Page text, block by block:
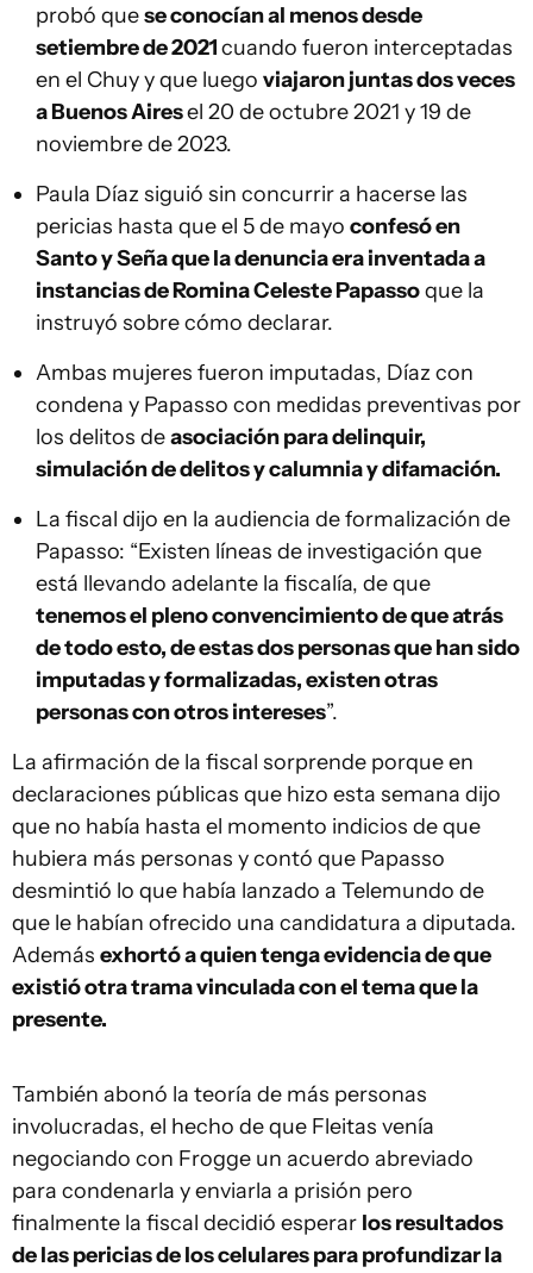
probó quese conocían al menos desde
setiembre de 2021cuando fueron interceptadas
en el Chuy y que luego viajaron juntas dos veces
a Buenos Airesel 20 de octubre 2021 y 19 de
noviembre de 2023.
Paula Díaz siguió sin concurrir a hacerse las
pericias hasta que el 5 de mayo confesó en
Santo y Seña que la denuncia era inventada a
instancias de Romina Celeste Papassoque la
instruyó sobre cómo declarar.
Ambas mujeres fueron imputadas, Díaz con
condena y Papasso con medidas preventivas por
los delitos deasociación para delinquir,
simulación de delitos y calumnia y difamación.
La fiscal dijo en la audiencia de formalización de
Papasso: “Existen líneas de investigación que
está llevando adelante la fiscalía, de que
tenemos el pleno convencimiento de que atrás
de todo esto, de estas dos personas que han sido
imputadas y formalizadas, existen otras
personas con otros intereses”.
La afirmación de la fiscal sorprende porque en
declaraciones públicas que hizo esta semana dijo
que no había hasta el momento indicios de que
hubiera más personas y contó que Papasso
desmintió lo que había lanzado a Telemundo de
que le habían ofrecido una candidatura a diputada.
Además exhortó a quien tenga evidencia de que
existió otra trama vinculada con el tema que la
presente.
También abonó la teoría de más personas
involucradas, el hecho de que Fleitas venía
negociando con Frogge un acuerdo abreviado
para condenarla y enviarla a prisión pero
finalmente la fiscal decidió esperar los resultados
de las pericias de los celulares para profundizar la